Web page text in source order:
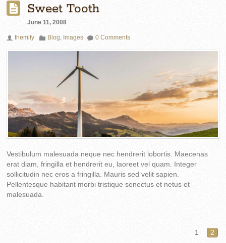
Sweet Tooth
June 11, 2008
themify Blog Images 0 Comments
Vestibulum malesuada neque nec hendrerit lobortis. Maecenas
erat diam, fringilla et hendrerit eu, laoreet vel quam. Integer
sollicitudin nec eros a fringilla. Mauris sed velit sapien.
Pellentesque habitant morbi tristique senectus et netus et
malesuada.
1 2